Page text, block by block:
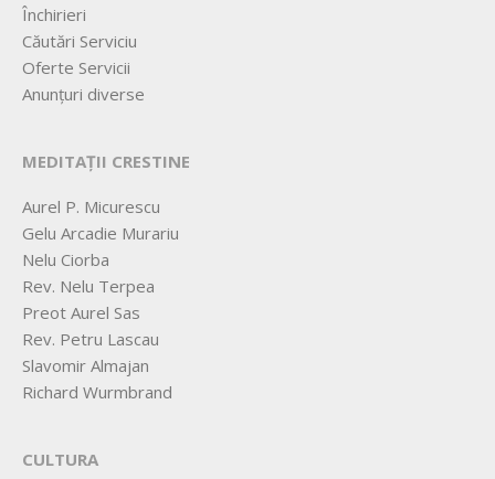
Închirieri
Căutări Serviciu
Oferte Servicii
Anunțuri diverse
MEDITAȚII CRESTINE
Aurel P. Micurescu
Gelu Arcadie Murariu
Nelu Ciorba
Rev. Nelu Terpea
Preot Aurel Sas
Rev. Petru Lascau
Slavomir Almajan
Richard Wurmbrand
CULTURA